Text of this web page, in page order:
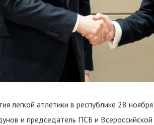
легкой атлетики в республике 28
и председатель ПСБ и